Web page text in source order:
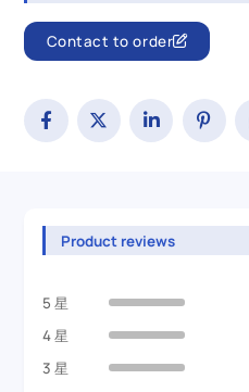
Contact to order
Product reviews
5 星
4 星
3 星